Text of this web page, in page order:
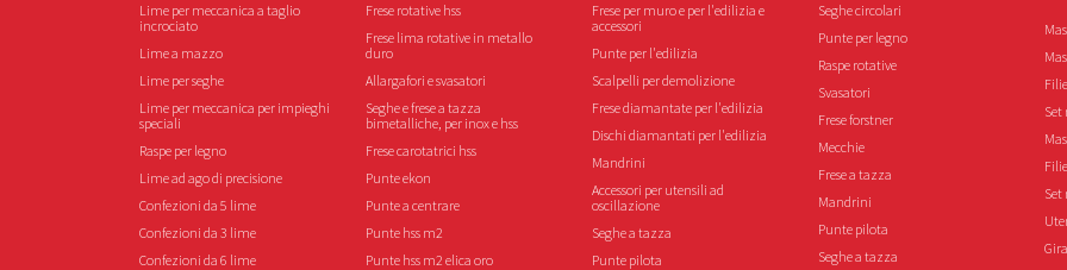
Lime per meccanica a taglio
incrociato
Lime a mazzo
Lime per seghe
Lime per meccanica per impieghi
speciali
Raspe per legno
Lime ad ago di precisione
Confezioni da 5 lime
Confezioni da 3 lime
Confezioni da 6 lime
Frese rotative hss
Frese lima rotative in metallo
duro
Allargafori e svasatori
Seghe e frese a tazza
bimetalliche, per inox e hss
Frese carotatrici hss
Punte ekon
Punte a centrare
Punte hss m2
Punte hss m2 elica oro
Frese per muro e per l'edilizia e
accessori
Punte per l'edilizia
Scalpelli per demolizione
Frese diamantate per l'edilizia
Dischi diamantati per l'edilizia
Mandrini
Accessori per utensili ad
oscillazione
Seghe a tazza
Punte pilota
Seghe circolari
Punte per legno
Raspe rotative
Svasatori
Frese forstner
Mecchie
Frese a tazza
Mandrini
Punte pilota
Seghe a tazza
Set